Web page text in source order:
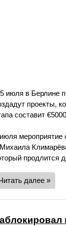
июля в Берлине
проекты,
составит
продлится
далее »